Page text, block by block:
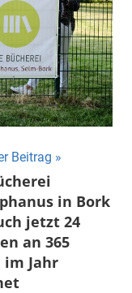
Beitrag
in Bork
jetzt 24
an 365
im Jahr